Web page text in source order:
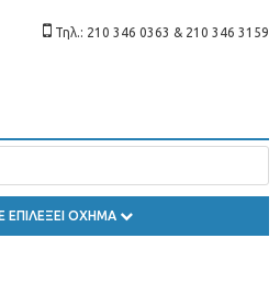
Τηλ.: 210 346 0363 & 210 346 3159
ΕΠΙΛΕΞΕΙ ΟΧΗΜΑ